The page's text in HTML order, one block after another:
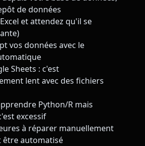
de données
et attendez qu'il se
vos données avec le
Sheets : c'est
lent avec des fichiers
Python/R mais
excessif
à réparer manuellement
être automatisé